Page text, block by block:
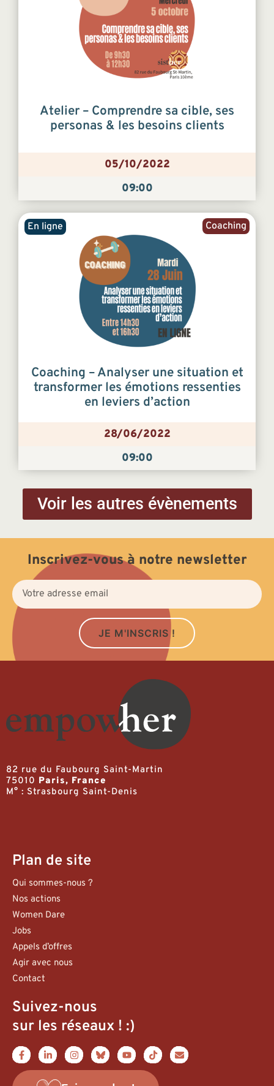
Atelier – Comprendre sa cible, ses
personas & les besoins clients
05/10/2022
09:00
Coaching
En ligne
Coaching – Analyser une situation et
transformer les émotions ressenties
en leviers d’action
28/06/2022
09:00
Voir les autres évènements
Inscrivez-vous à notre newsletter
JE M'INSCRIS !
82 rue du Faubourg Saint-Martin
75010 Paris, France
M° : Strasbourg Saint-Denis
Plan de site
Qui sommes-nous ?
Nos actions
Women Dare
Jobs
Appels d’offres
Agir avec nous
Contact
Suivez-nous
sur les réseaux ! :)